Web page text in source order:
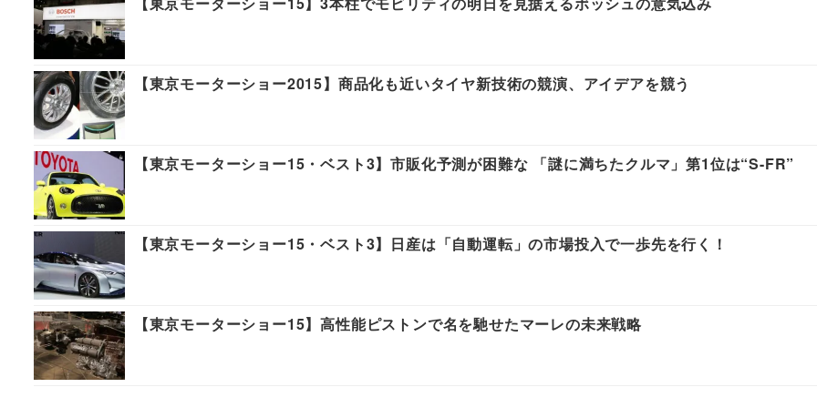
【東京モーターショー2015】商品化も近いタイヤ新技術の競演、アイデアを競う
【東京モーターショー15・ベスト3】市販化予測が困難な 「謎に満ちたクルマ」第1位は“S-FR”
【東京モーターショー15・ベスト3】日産は「自動運転」の市場投入で一歩先を行く！
【東京モーターショー15】高性能ピストンで名を馳せたマーレの未来戦略